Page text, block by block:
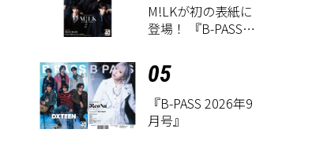
M!LKが初の表紙に
登場！ 『B-PASS
月27日に発売
05
『B-PASS 2026年9
月号』